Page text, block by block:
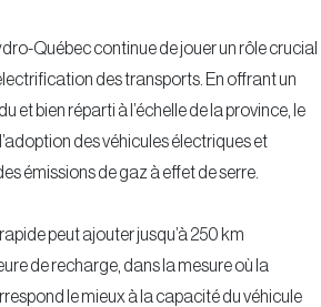
Québec continue de jouer un rôle crucial
des transports. En offrant un
et bien réparti à l’échelle de la province, le
des véhicules électriques et
émissions de gaz à effet de serre.
peut ajouter jusqu’à 250 km
de recharge, dans la mesure où la
le mieux à la capacité du véhicule